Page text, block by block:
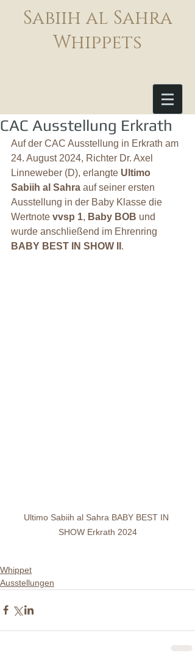
Sabiih al Sahra
Whippets
CAC Ausstellung Erkrath
Auf der CAC Ausstellung in Erkrath am
24. August 2024, Richter Dr. Axel
Linneweber (D), erlangte Ultimo
Sabiih al Sahra auf seiner ersten
Ausstellung in der Baby Klasse die
Wertnote vvsp 1, Baby BOB und
wurde anschließend im Ehrenring
BABY BEST IN SHOW II .
Ultimo Sabiih al Sahra BABY BEST IN
SHOW Erkrath 2024
Whippet
Ausstellungen